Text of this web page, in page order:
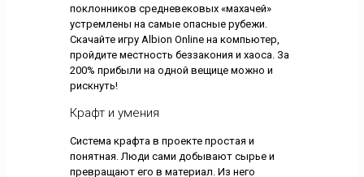
поклонников средневековых «махачей»
устремлены на самые опасные рубежи.
Скачайте игру Albion Online на компьютер,
пройдите местность беззакония и хаоса. За
200% прибыли на одной вещице можно и
рискнуть!
Крафт и умения
Система крафта в проекте простая и
понятная. Люди сами добывают сырье и
превращают его в материал. Из него